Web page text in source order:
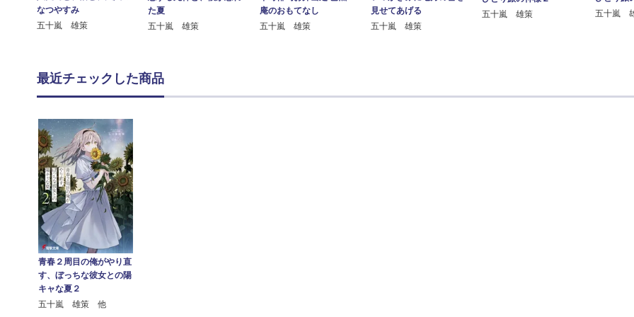
なつやすみ
五十嵐 雄策
た夏
五十嵐 雄策
庵のおもてなし
五十嵐 雄策
見せてあげる
五十嵐 雄策
五十嵐 雄策
五十嵐
最近チェックした商品
青春２周目の俺がやり直
す、ぼっちな彼女との陽
キャな夏２
五十嵐 雄策 他